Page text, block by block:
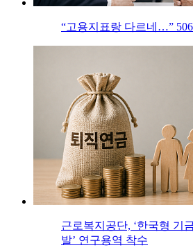
“고용지표랑 다르네…”
근로복지공단, ‘한국형 기
발’ 연구용역 착수